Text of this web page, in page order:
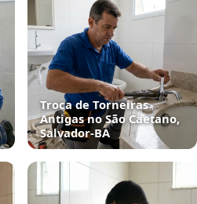
Troca de Torneiras
Antigas no São Caetano,
Salvador‑BA